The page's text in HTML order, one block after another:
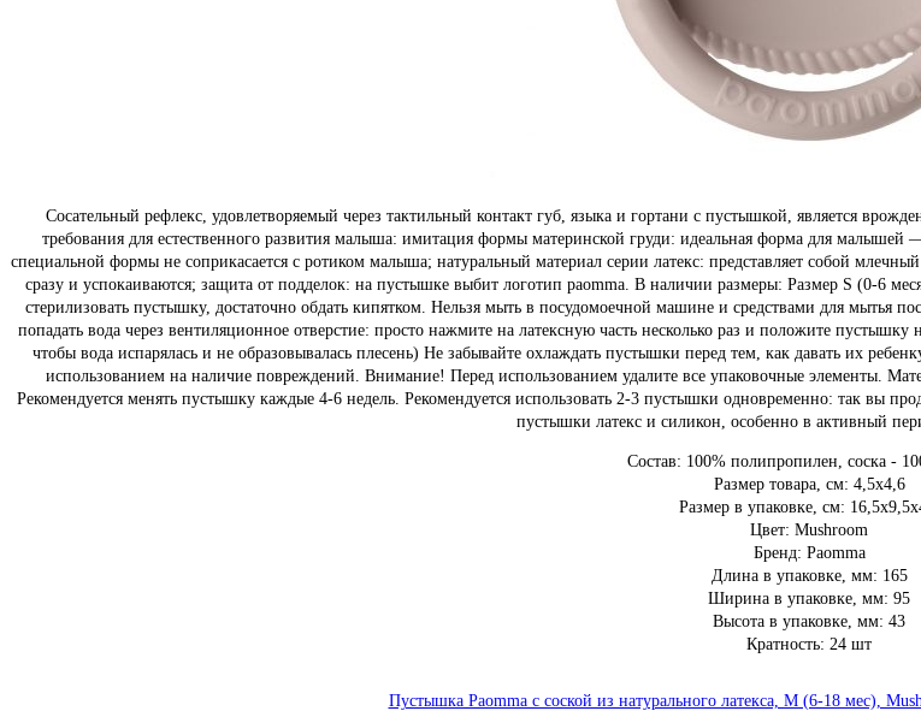
Сосательный рефлекс, удовлетворяемый через тактильный контакт губ, языка и гортани с пустышкой, является
требования для естественного развития малыша: имитация формы материнской груди: идеальная форма для
специальной формы не соприкасается с ротиком малыша; натуральный материал серии латекс: представляет собой
сразу и успокаиваются; защита от подделок: на пустышке выбит логотип paomma. В наличии размеры: Размер S (0-6
стерилизовать пустышку, достаточно обдать кипятком. Нельзя мыть в посудомоечной машине и средствами для
попадать вода через вентиляционное отверстие: просто нажмите на латексную часть несколько раз и положите
чтобы вода испарялась и не образовывалась плесень) Не забывайте охлаждать пустышки перед тем, как давать их
использованием на наличие повреждений. Внимание! Перед использованием удалите все упаковочные элементы.
Рекомендуется менять пустышку каждые 4-6 недель. Рекомендуется использовать 2-3 пустышки одновременно: так вы
пустышки латекс и силикон, особенно в активный
Состав: 100% полипропилен, соска -
Размер товара, см: 4,5х4,6
Размер в упаковке, см:
Цвет: Mushroom
Бренд: Paomma
Длина в упаковке, мм: 165
Ширина в упаковке, мм: 95
Высота в упаковке, мм: 43
Кратность: 24 шт
Пустышка Paomma с соской из натурального латекса, M (6-18 мес),